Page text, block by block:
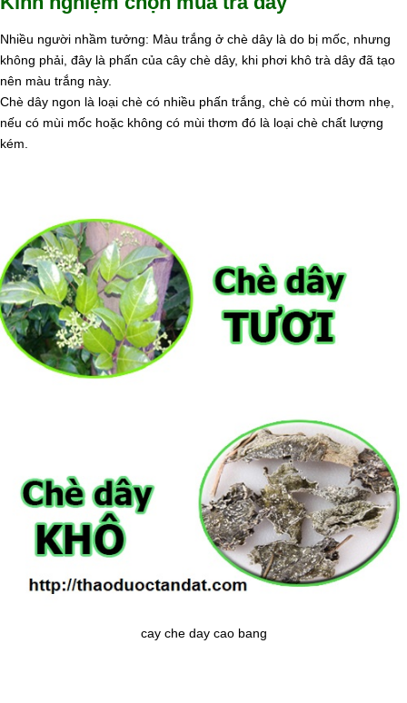
Nhiều người nhầm tưởng: Màu trắng ở chè dây là do bị mốc, nhưng
không phải, đây là phấn của cây chè dây, khi phơi khô trà dây đã tạo
nên màu trắng này.
Chè dây ngon là loại chè có nhiều phấn trắng, chè có mùi thơm nhẹ,
nếu có mùi mốc hoặc không có mùi thơm đó là loại chè chất lượng
kém.
cay che day cao bang